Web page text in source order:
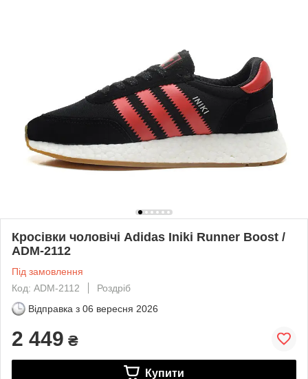
Кросівки чоловічі Adidas Iniki Runner Boost /
ADM-2112
Під замовлення
Код: ADM-2112
Роздріб
Відправка з 06 вересня 2026
2 449 ₴
Купити